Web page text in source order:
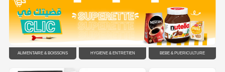
ALIMENTAIRE & BOISSONS HYGIÈNE & ENTRETIEN BÉBÉ & PUÉRICULTURE